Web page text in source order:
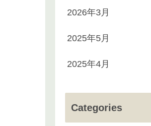
2026年3月
2025年5月
2025年4月
Categories